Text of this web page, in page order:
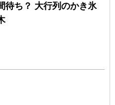
待ち？ 大行列のかき氷